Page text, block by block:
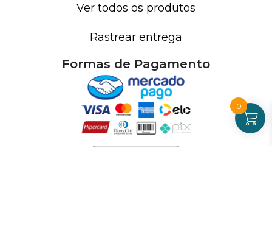
Ver todos os produtos
Rastrear entrega
Formas de Pagamento
0